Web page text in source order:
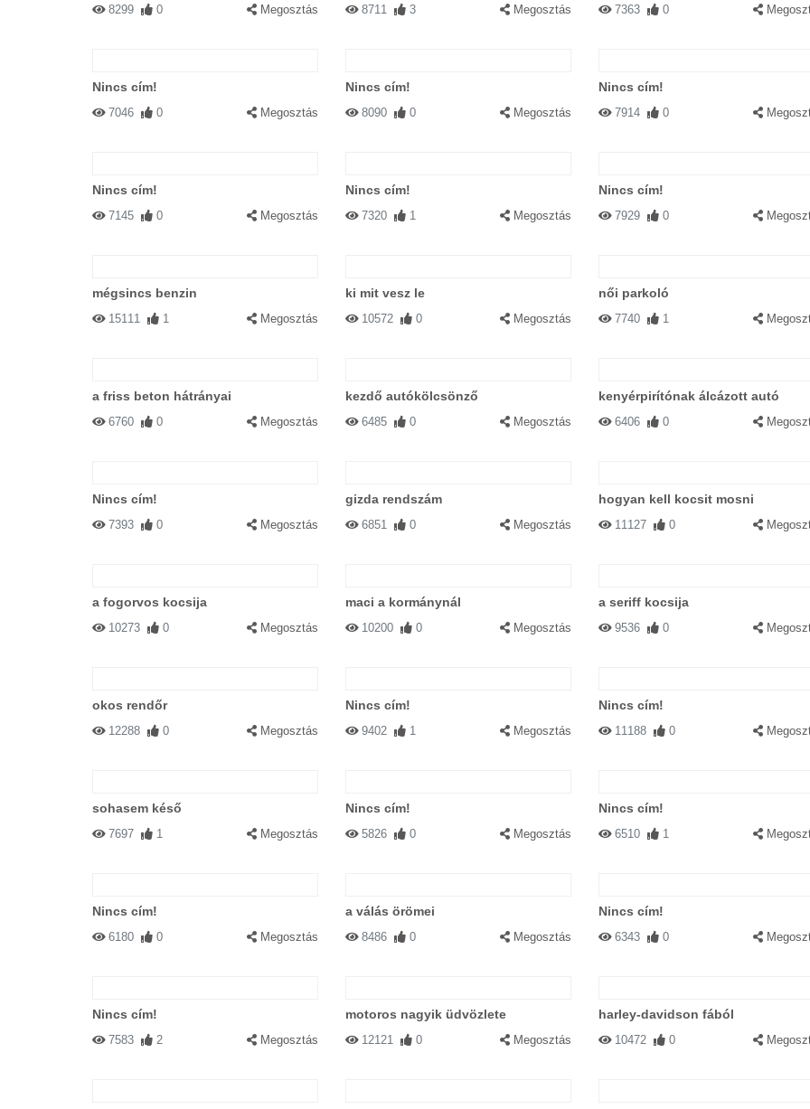
8299 0 Megosztás 8711 3 Megosztás 7363 0
Nincs cím!
7046 0 Megosztás
Nincs cím!
8090 0 Megosztás
Nincs cím!
7914 0
Nincs cím!
7145 0 Megosztás
Nincs cím!
7320 1 Megosztás
Nincs cím!
7929 0
mégsincs benzin
15111 1 Megosztás
ki mit vesz le
10572 0 Megosztás
női parkoló
7740 1
a friss beton hátrányai
6760 0 Megosztás
kezdő autókölcsönző
6485 0 Megosztás
kenyérpirítónak álcázott autó
6406 0
Nincs cím!
7393 0 Megosztás
gizda rendszám
6851 0 Megosztás
hogyan kell kocsit mosni
11127 0
a fogorvos kocsija
10273 0 Megosztás
maci a kormánynál
10200 0 Megosztás
a seriff kocsija
9536 0
okos rendőr
12288 0 Megosztás
Nincs cím!
9402 1 Megosztás
Nincs cím!
11188 0
sohasem késő
7697 1 Megosztás
Nincs cím!
5826 0 Megosztás
Nincs cím!
6510 1
Nincs cím!
6180 0 Megosztás
a válás örömei
8486 0 Megosztás
Nincs cím!
6343 0
Nincs cím!
7583 2 Megosztás
motoros nagyik üdvözlete
12121 0 Megosztás
harley-davidson fából
10472 0